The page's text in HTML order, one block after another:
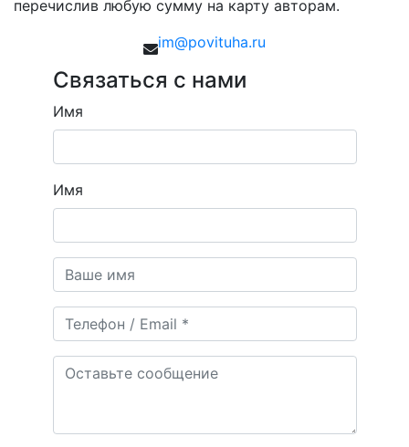
перечислив любую сумму на карту авторам.
im@povituha.ru
Связаться с нами
Имя
Имя